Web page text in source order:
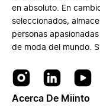
en absoluto. En
seleccionados,
personas
de moda del mundo.
Acerca De Miinto